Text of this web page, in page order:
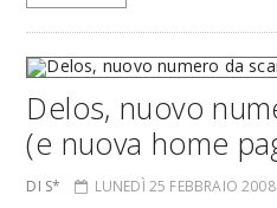
Delos, nuovo
(e nuova home
DI S* LUNEDÌ 25 FEBBRAIO 2008